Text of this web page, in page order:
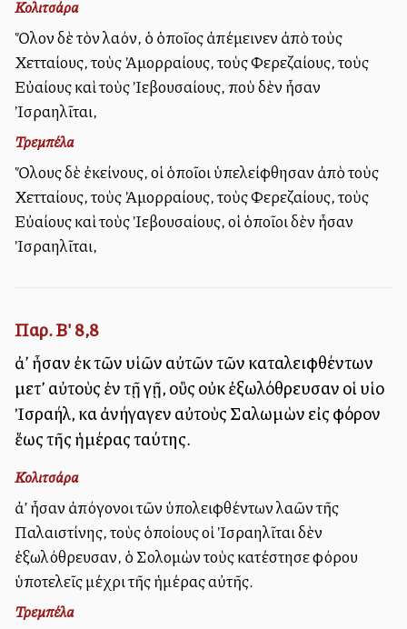
Κολιτσάρα
Ὅλον δὲ τὸν λαόν, ὁ ὁποῖος ἀπέμεινεν ἀπὸ τοὺς
Χετταίους, τοὺς Ἀμορραίους, τοὺς Φερεζαίους, τοὺς
Εὐαίους καὶ τοὺς Ἰεβουσαίους, ποὺ δὲν ἦσαν
Ἰσραηλῖται,
Τρεμπέλα
Ὅλους δὲ ἐκείνους, οἱ ὁποῖοι ὑπελείφθησαν ἀπὸ τοὺς
Χετταίους, τοὺς Ἀμορραίους, τοὺς Φερεζαίους, τοὺς
Εὐαίους καὶ τοὺς Ἰεβουσαίους, οἱ ὁποῖοι δὲν ἦσαν
Ἰσραηλῖται,
Παρ. Β' 8,8
ἀλλ’ ἦσαν ἐκ τῶν υἱῶν αὐτῶν τῶν καταλειφθέντων
μετ’ αὐτοὺς ἐν τῇ γῇ, οὓς οὐκ ἐξωλόθρευσαν οἱ υἱοὶ
Ἰσραήλ, καὶ ἀνήγαγεν αὐτοὺς Σαλωμὼν εἰς φόρον
ἕως τῆς ἡμέρας ταύτης.
Κολιτσάρα
ἀλλ’ ἦσαν ἀπόγονοι τῶν ὑπολειφθέντων λαῶν τῆς
Παλαιστίνης, τοὺς ὁποίους οἱ Ἰσραηλῖται δὲν
ἐξωλόθρευσαν, ὁ Σολομὼν τοὺς κατέστησε φόρου
ὑποτελεῖς μέχρι τῆς ἡμέρας αὐτῆς.
Τρεμπέλα